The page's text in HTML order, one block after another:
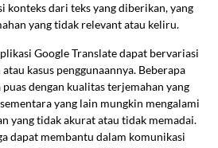
konteks dari teks yang diberikan, yang
yang tidak relevant atau keliru.
Google Translate dapat bervariasi
kasus penggunaannya. Beberapa
dengan kualitas terjemahan yang
yang lain mungkin mengalami
yang tidak akurat atau tidak memadai.
dapat membantu dalam komunikasi